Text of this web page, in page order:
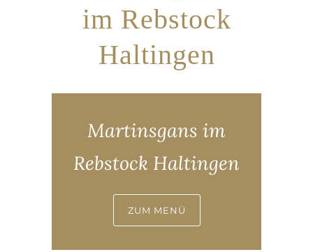
im Rebstock
Haltingen
Martinsgans im
Rebstock Haltingen
ZUM MENÜ